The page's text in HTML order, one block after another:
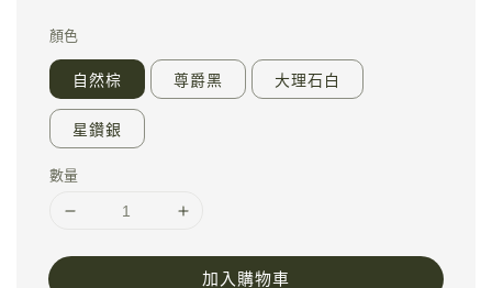
顏色
自然棕 尊爵黑 大理石白
星鑽銀
數量
加入購物車